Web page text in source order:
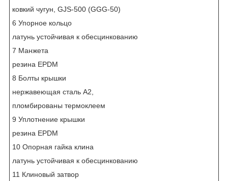
ковкий чугун, GJS-500 (GGG-50)
6 Упорное кольцо
латунь устойчивaя к обесцинкованию
7 Манжета
резина EPDM
8 Болты крышки
нержавеющая сталь А2,
пломбированы термоклеем
9 Уплотнение крышки
резина EPDM
10 Опорная гайка клина
латунь устойчивaя к обесцинкованию
11 Клиновый затвор